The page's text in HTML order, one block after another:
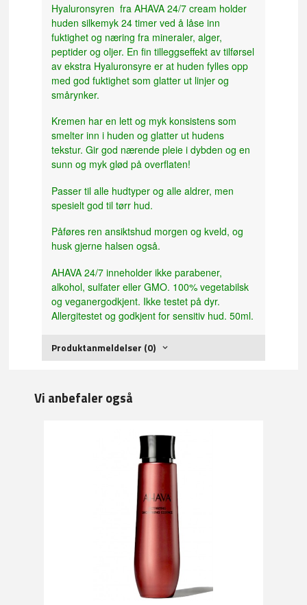
Hyaluronsyren fra AHAVA 24/7 cream holder
huden silkemyk 24 timer ved å låse inn
fuktighet og næring fra mineraler, alger,
peptider og oljer. En fin tilleggseffekt av tilførsel
av ekstra Hyaluronsyre er at huden fylles opp
med god fuktighet som glatter ut linjer og
smårynker.
Kremen har en lett og myk konsistens som
smelter inn i huden og glatter ut hudens
tekstur. Gir god nærende pleie i dybden og en
sunn og myk glød på overflaten!
Passer til alle hudtyper og alle aldrer, men
spesielt god til tørr hud.
Påføres ren ansiktshud morgen og kveld, og
husk gjerne halsen også.
AHAVA 24/7 inneholder ikke parabener,
alkohol, sulfater eller GMO. 100% vegetabilsk
og veganergodkjent. Ikke testet på dyr.
Allergitestet og godkjent for sensitiv hud. 50ml.
Produktanmeldelser (0)
Vi anbefaler også